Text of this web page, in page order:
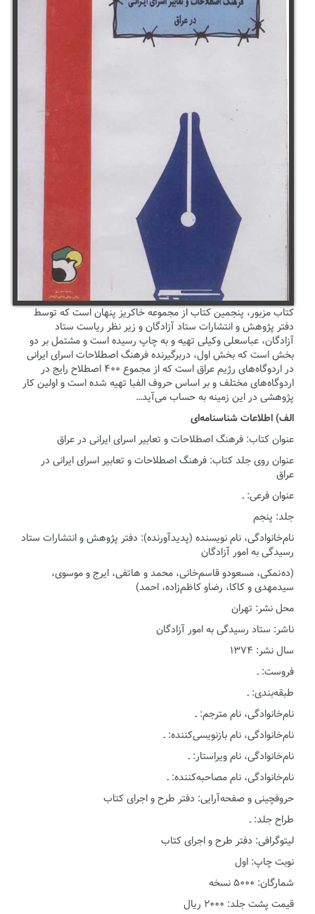
کتاب مزبور، پنجمین کتاب از مجموعه خاکریز پنهان است که توسط
دفتر پژوهش و انتشارات ستاد آزادگان و زیر نظر ریاست ستاد
آزادگان، عباسعلی وکیلی تهیه و به چاپ رسیده است و مشتمل بر دو
بخش است که بخش اول، دربرگیرنده فرهنگ اصطلاحات اسرای ایرانی
در اردوگاه‌های رژیم عراق است که از مجموع ۴۰۰ اصطلاح رایج در
اردوگاه‌های مختلف و بر اساس حروف الفبا تهیه شده است و اولین کار
پژوهشی در این زمینه به حساب می‌آید…
الف) اطلاعات شناسنامه‌ای
عنوان کتاب: فرهنگ اصطلاحات و تعابیر اسرای ایرانی در عراق
عنوان روی جلد کتاب: فرهنگ اصطلاحات و تعابیر اسرای ایرانی در
عراق
عنوان فرعی: ـ
جلد: پنجم
نام‌خانوادگی، نام نویسنده (پدیدآورنده): دفتر پژوهش و انتشارات ستاد
رسیدگی به امور آزادگان
(ده نمکی، مسعودو قاسم‌خانی، محمد و هاتفی، ایرج و موسوی،
سیدمهدی و کاکا، رضاو کاظم‌زاده، احمد)
محل نشر: تهران
ناشر: ستاد رسیدگی به امور آزادگان
سال نشر: ۱۳۷۴
فروست: ـ
طبقه‌بندی: ـ
نام‌خانوادگی، نام مترجم: ـ
نام‌خانوادگی، نام بازنویسی‌کننده: ـ
نام‌خانوادگی، نام ویراستار: ـ
نام‌خانوادگی، نام مصاحبه‌کننده: ـ
حروفچینی و صفحه‌آرایی: دفتر طرح و اجرای کتاب
طراح جلد: ـ
لیتوگرافی: دفتر طرح و اجرای کتاب
نوبت چاپ: اول
شمارگان: ۵۰۰۰ نسخه
قیمت پشت جلد: ۲۰۰۰ ریال